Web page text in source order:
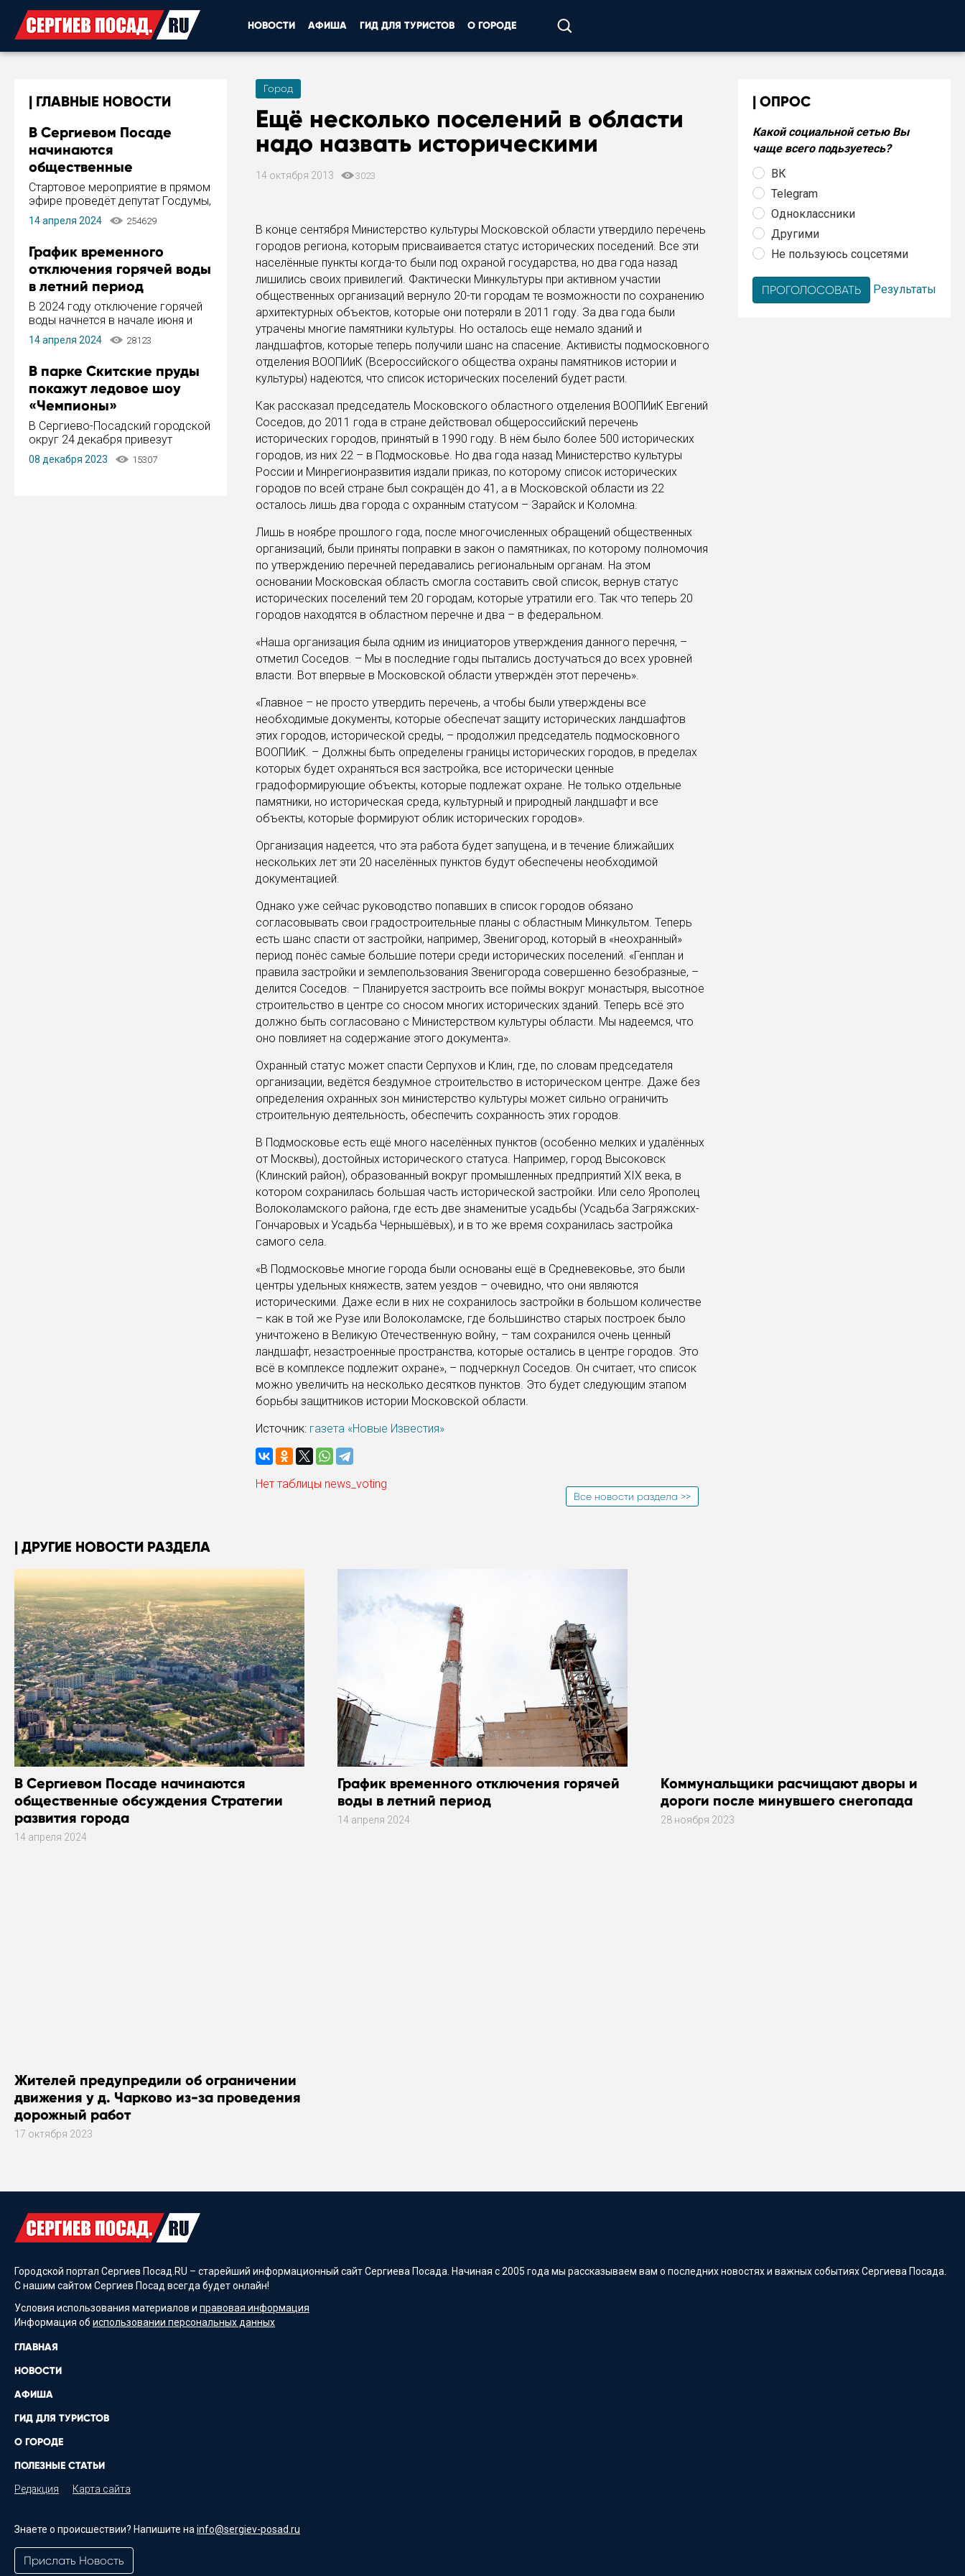
НОВОСТИ АФИША ГИД ДЛЯ ТУРИСТОВ О ГОРОДЕ
ГЛАВНЫЕ НОВОСТИ
В Сергиевом Посаде
начинаются
общественные
обсуждения Стратегии
развития города
Стартовое мероприятие в прямом
эфире проведёт депутат Госдумы,
инициатор и автор Концепции
развития Сергиева Посада и
Пахомов.
14 апреля 2024 254629
График временного
отключения горячей воды
в летний период
В 2024 году отключение горячей
воды начнется в начале июня и
завершится в конце августа.
Период отключения составит не
14 апреля 2024 28123
В парке Скитские пруды
покажут ледовое шоу
«Чемпионы»
В Сергиево-Посадский городской
округ 24 декабря привезут
ледовый тур «Чемпионы»
заслуженного мастера спорта,
08 декабря 2023 15307
Город
Ещё несколько поселений в области
надо назвать историческими
14 октября 2013 3023
В конце сентября Министерство культуры Московской области утвердило перечень
городов региона, которым присваивается статус исторических поседений. Все эти
населённые пункты когда-то были под охраной государства, но два года назад
лишились своих привилегий. Фактически Минкультуры при активном участии
общественных организаций вернуло 20-ти городам те возможности по сохранению
архитектурных объектов, которые они потеряли в 2011 году. За два года были
утрачены многие памятники культуры. Но осталось еще немало зданий и
ландшафтов, которые теперь получили шанс на спасение. Активисты подмосковного
отделения ВООПИиК (Всероссийского общества охраны памятников истории и
культуры) надеются, что список исторических поселений будет расти.
Как рассказал председатель Московского областного отделения ВООПИиК Евгений
Соседов, до 2011 года в стране действовал общероссийский перечень
исторических городов, принятый в 1990 году. В нём было более 500 исторических
городов, из них 22 – в Подмосковье. Но два года назад Министерство культуры
России и Минрегионразвития издали приказ, по которому список исторических
городов по всей стране был сокращён до 41, а в Московской области из 22
осталось лишь два города с охранным статусом – Зарайск и Коломна.
Лишь в ноябре прошлого года, после многочисленных обращений общественных
организаций, были приняты поправки в закон о памятниках, по которому полномочия
по утверждению перечней передавались региональным органам. На этом
основании Московская область смогла составить свой список, вернув статус
исторических поселений тем 20 городам, которые утратили его. Так что теперь 20
городов находятся в областном перечне и два – в федеральном.
«Наша организация была одним из инициаторов утверждения данного перечня, –
отметил Соседов. – Мы в последние годы пытались достучаться до всех уровней
власти. Вот впервые в Московской области утверждён этот перечень».
«Главное – не просто утвердить перечень, а чтобы были утверждены все
необходимые документы, которые обеспечат защиту исторических ландшафтов
этих городов, исторической среды, – продолжил председатель подмосковного
ВООПИиК. – Должны быть определены границы исторических городов, в пределах
которых будет охраняться вся застройка, все исторически ценные
градоформирующие объекты, которые подлежат охране. Не только отдельные
памятники, но историческая среда, культурный и природный ландшафт и все
объекты, которые формируют облик исторических городов».
Организация надеется, что эта работа будет запущена, и в течение ближайших
нескольких лет эти 20 населённых пунктов будут обеспечены необходимой
документацией.
Однако уже сейчас руководство попавших в список городов обязано
согласовывать свои градостроительные планы с областным Минкультом. Теперь
есть шанс спасти от застройки, например, Звенигород, который в «неохранный»
период понёс самые большие потери среди исторических поселений. «Генплан и
правила застройки и землепользования Звенигорода совершенно безобразные, –
делится Соседов. – Планируется застроить все поймы вокруг монастыря, высотное
строительство в центре со сносом многих исторических зданий. Теперь всё это
должно быть согласовано с Министерством культуры области. Мы надеемся, что
оно повлияет на содержание этого документа».
Охранный статус может спасти Серпухов и Клин, где, по словам председателя
организации, ведётся бездумное строительство в историческом центре. Даже без
определения охранных зон министерство культуры может сильно ограничить
строительную деятельность, обеспечить сохранность этих городов.
В Подмосковье есть ещё много населённых пунктов (особенно мелких и удалённых
от Москвы), достойных исторического статуса. Например, город Высоковск
(Клинский район), образованный вокруг промышленных предприятий XIX века, в
котором сохранилась большая часть исторической застройки. Или село Ярополец
Волоколамского района, где есть две знаменитые усадьбы (Усадьба Загряжских-
Гончаровых и Усадьба Чернышёвых), и в то же время сохранилась застройка
самого села.
«В Подмосковье многие города были основаны ещё в Средневековье, это были
центры удельных княжеств, затем уездов – очевидно, что они являются
историческими. Даже если в них не сохранилось застройки в большом количестве
– как в той же Рузе или Волоколамске, где большинство старых построек было
уничтожено в Великую Отечественную войну, – там сохранился очень ценный
ландшафт, незастроенные пространства, которые остались в центре городов. Это
всё в комплексе подлежит охране», – подчеркнул Соседов. Он считает, что список
можно увеличить на несколько десятков пунктов. Это будет следующим этапом
борьбы защитников истории Московской области.
Источник: газета «Новые Известия»
Нет таблицы news_voting
Все новости раздела >>
ОПРОС
Какой социальной сетью Вы
чаще всего подьзуетесь?
ВК
Telegram
Одноклассники
Другими
Не пользуюсь соцсетями
Результаты
ДРУГИЕ НОВОСТИ РАЗДЕЛА
В Сергиевом Посаде начинаются
общественные обсуждения Стратегии
развития города
14 апреля 2024
График временного отключения горячей
воды в летний период
14 апреля 2024
Коммунальщики расчищают дворы и
дороги после минувшего снегопада
28 ноября 2023
Жителей предупредили об ограничении
движения у д. Чарково из-за проведения
дорожный работ
17 октября 2023
Городской портал Сергиев Посад.RU – старейший информационный сайт Сергиева Посада. Начиная с 2005 года мы рассказываем вам о последних новостях и важных событиях Сергиева Посада.
С нашим сайтом Сергиев Посад всегда будет онлайн!
Условия использования материалов и правовая информация
Информация об использовании персональных данных
ГЛАВНАЯ
НОВОСТИ
АФИША
ГИД ДЛЯ ТУРИСТОВ
О ГОРОДЕ
ПОЛЕЗНЫЕ СТАТЬИ
Редакция Карта сайта
Знаете о происшествии? Напишите на info@sergiev-posad.ru
Прислать Новость